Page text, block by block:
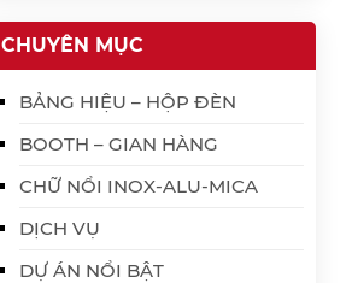
CHUYÊN MỤC
BẢNG HIỆU – HỘP ĐÈN
BOOTH – GIAN HÀNG
CHỮ NỔI INOX-ALU-MICA
DỊCH VỤ
DỰ ÁN NỔI BẬT